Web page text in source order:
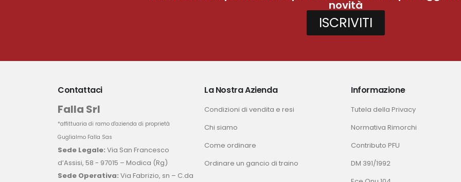
novità
ISCRIVITI
Contattaci
Falla Srl
*affittuaria di ramo d'azienda di proprietà
Guglialmo Falla Sas
Sede Legale: Via San Francesco
d’Assisi, 58 - 97015 – Modica (Rg)
Sede Operativa: Via Fabrizio, sn – C.da
La Nostra Azienda
Condizioni di vendita e resi
Chi siamo
Come ordinare
Ordinare un gancio di traino
Informazione
Tutela della Privacy
Normativa Rimorchi
Contributo PFU
DM 391/1992